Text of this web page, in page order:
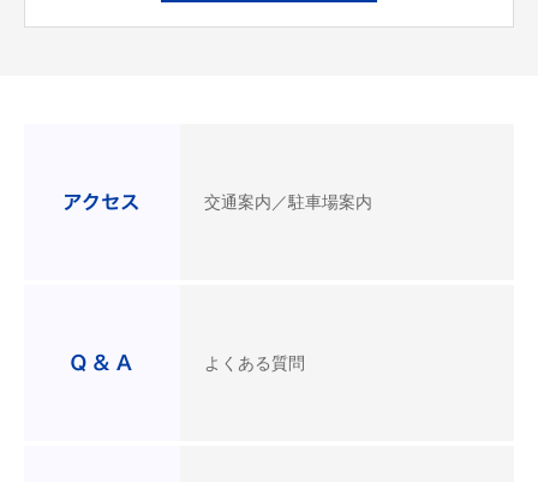
交通案内／駐車場案内
よくある質問